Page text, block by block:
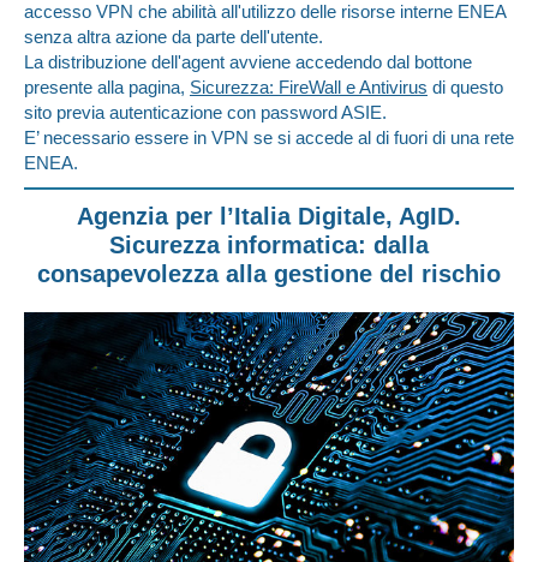
accesso VPN che abilità all'utilizzo delle risorse interne ENEA
senza altra azione da parte dell'utente.
La distribuzione dell'agent avviene accedendo dal bottone
presente alla pagina, Sicurezza: FireWall e Antivirus di questo
sito previa autenticazione con password ASIE.
E’ necessario essere in VPN se si accede al di fuori di una rete
ENEA.
Agenzia per l’Italia Digitale, AgID.
Sicurezza informatica: dalla
consapevolezza alla gestione del rischio